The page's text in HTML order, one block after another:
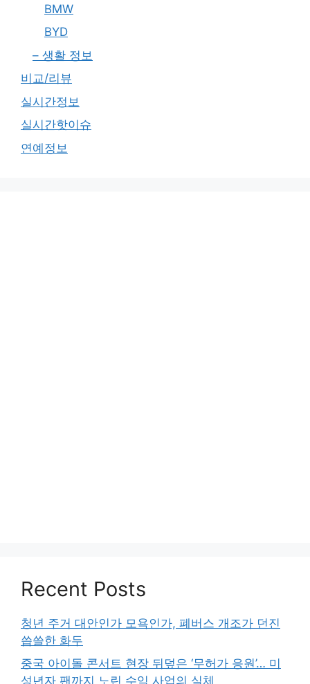
BMW
BYD
– 생활 정보
비교/리뷰
실시간정보
실시간핫이슈
연예정보
Recent Posts
청년 주거 대안인가 모욕인가, 폐버스 개조가 던진
씁쓸한 화두
중국 아이돌 콘서트 현장 뒤덮은 ‘무허가 응원’… 미
성년자 팬까지 노린 수익 사업의 실체